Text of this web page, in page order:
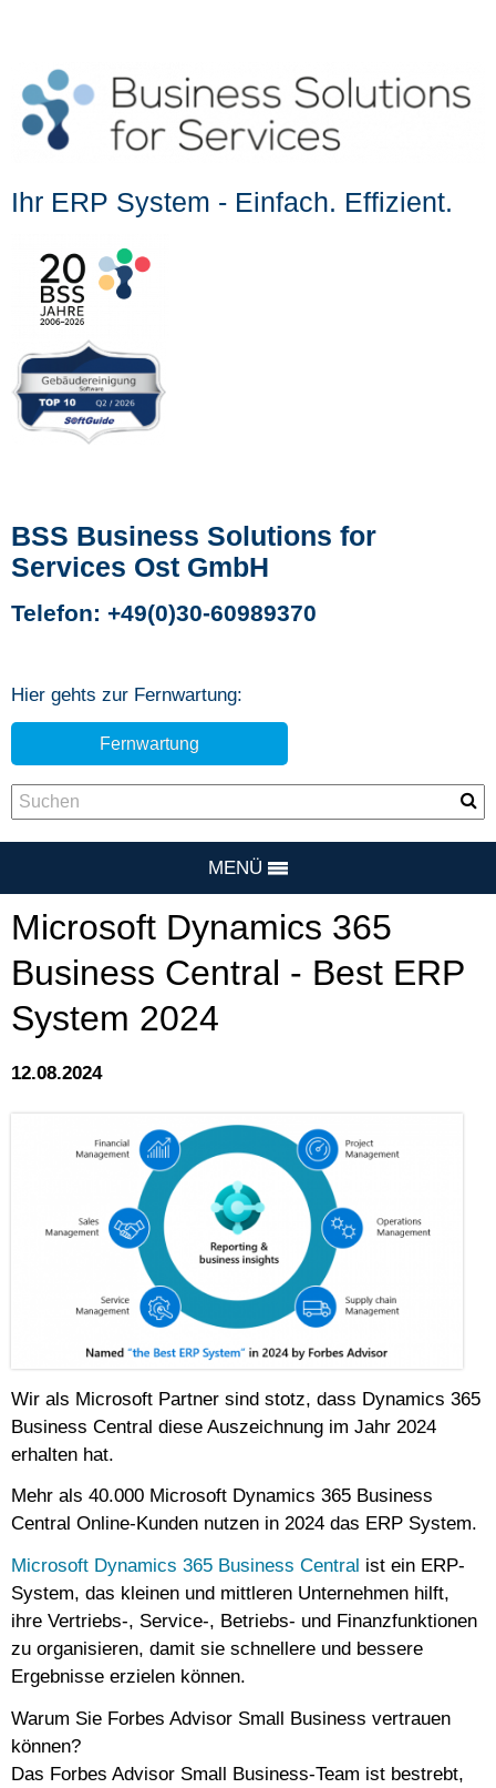
Ihr ERP System - Einfach. Effizient.
BSS Business Solutions for
Services Ost GmbH
Telefon: +49(0)30-60989370
Hier gehts zur Fernwartung:
Fernwartung
MENÜ
Microsoft Dynamics 365
Business Central - Best ERP
System 2024
12.08.2024
Wir als Microsoft Partner sind stotz, dass Dynamics 365
Business Central diese Auszeichnung im Jahr 2024
erhalten hat.
Mehr als 40.000 Microsoft Dynamics 365 Business
Central Online-Kunden nutzen in 2024 das ERP System.
Microsoft Dynamics 365 Business Central ist ein ERP-
System, das kleinen und mittleren Unternehmen hilft,
ihre Vertriebs-, Service-, Betriebs- und Finanzfunktionen
zu organisieren, damit sie schnellere und bessere
Ergebnisse erzielen können.
Warum Sie Forbes Advisor Small Business vertrauen
können?
Das Forbes Advisor Small Business-Team ist bestrebt,